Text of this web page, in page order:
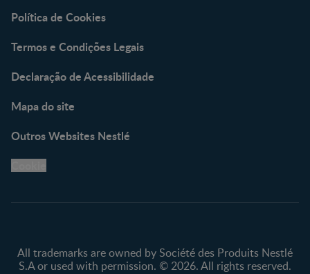
Política de Cookies
Termos e Condições Legais
Declaração de Acessibilidade
Mapa do site
Outros Websites Nestlé
All trademarks are owned by Société des Produits Nestlé
S.A or used with permission. © 2026. All rights reserved.